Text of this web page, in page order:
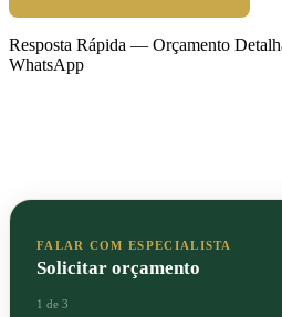
Resposta Rápida — Orçamento
WhatsApp
FALAR COM ESPECIALISTA
Solicitar orçamento
1 de 3